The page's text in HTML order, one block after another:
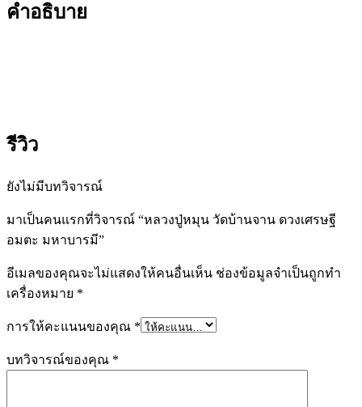
ดวง
คำอธิบาย
รีวิว
ยังไม่มีบทวิจารณ์
มาเป็นคนแรกที่วิจารณ์ “หลวงปู่หมุน วัดบ้านจาน ดวงเศรษฐี
อมตะ มหาบารมี”
อีเมลของคุณจะไม่แสดงให้คนอื่นเห็น ช่องข้อมูลจำเป็นถูกทำ
เครื่องหมาย *
การให้คะแนนของคุณ *
บทวิจารณ์ของคุณ *